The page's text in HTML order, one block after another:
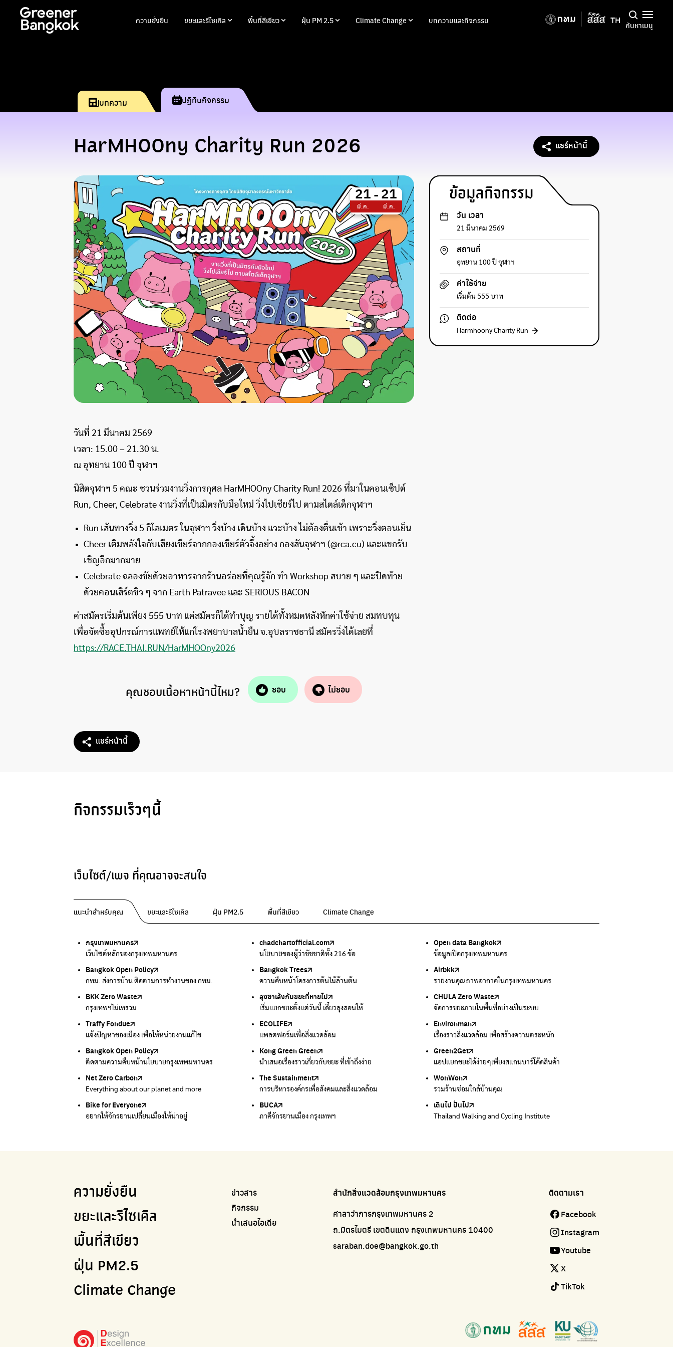
ความยั่งยืน ขยะและรีไซเคิล พื้นที่สีเขียว ฝุ่น PM 2.5 Climate Change บทความและกิจกรรม TH ค้นหาเมนู
บทความ ปฏิทินกิจกรรม
HarMHOOny Charity Run 2026 แชร์หน้านี้
21
มี.ค.
-21
มี.ค.
ข้อมูลกิจกรรม
วัน เวลา
21 มีนาคม 2569
สถานที่
อุทยาน 100 ปี จุฬาฯ
ค่าใช้จ่าย
เริ่มต้น 555 บาท
ติดต่อ
Harmhoony Charity Run
วันที่ 21 มีนาคม 2569
เวลา: 15.00 – 21.30 น.
ณ อุทยาน 100 ปี จุฬาฯ
นิสิตจุฬาฯ 5 คณะ ชวนร่วมงานวิ่งการกุศล HarMHOOny Charity Run! 2026 ที่มาในคอนเซ็ปต์
Run, Cheer, Celebrate งานวิ่งที่เป็นมิตรกับมือใหม่ วิ่งไปเชียร์ไป ตามสไตล์เด็กจุฬาฯ
Run เส้นทางวิ่ง 5 กิโลเมตร ในจุฬาฯ วิ่งบ้าง เดินบ้าง แวะบ้าง ไม่ต้องตื่นเช้า เพราะวิ่งตอนเย็น
Cheer เติมพลังใจกับเสียงเชียร์จากกองเชียร์ตัวจึ้งอย่าง กองสันจุฬาฯ (@rca.cu) และแขกรับ
เชิญอีกมากมาย
Celebrate ฉลองชัยด้วยอาหารจากร้านอร่อยที่คุณรู้จัก ทำ Workshop สบาย ๆ และปิดท้าย
ด้วยคอนเสิร์ตชิว ๆ จาก Earth Patravee และ SERIOUS BACON
ค่าสมัครเริ่มต้นเพียง 555 บาท แค่สมัครก็ได้ทำบุญ รายได้ทั้งหมดหลังหักค่าใช้จ่าย สมทบทุน
เพื่อจัดซื้ออุปกรณ์การแพทย์ให้แก่โรงพยาบาลน้ำยืน จ.อุบลราชธานี สมัครวิ่งได้เลยที่
https://RACE.THAI.RUN/HarMHOOny2026
คุณชอบเนื้อหาหน้านี้ไหม? ชอบ ไม่ชอบ
แชร์หน้านี้
กิจกรรมเร็วๆนี้
เว็บไซต์/เพจ ที่คุณอาจจะสนใจ
แนะนำสำหรับคุณ ขยะและรีไซเคิล ฝุ่น PM2.5 พื้นที่สีเขียว Climate Change
กรุงเทพมหานคร
เว็บไซต์หลักของกรุงเทพมหานคร
chadchartofficial.com
นโยบายของผู้ว่าชัชชาติทั้ง 216 ข้อ
Open data Bangkok
ข้อมูลเปิดกรุงเทพมหานคร
Bangkok Open Policy
กทม. ส่งการบ้าน ติดตามการทำงานของ กทม.
Bangkok Trees
ความคืบหน้าโครงการต้นไม้ล้านต้น
Airbkk
รายงานคุณภาพอากาศในกรุงเทพมหานคร
BKK Zero Waste
กรุงเทพฯไม่เทรวม
ลุงซาเล้งกับขยะที่หายไป
เริ่มแยกขยะตั้งแต่วันนี้ เดี๋ยวลุงสอนให้
CHULA Zero Waste
จัดการขยะภายในพื้นที่อย่างเป็นระบบ
Traffy Fondue
แจ้งปัญหาของเมือง เพื่อให้หน่วยงานแก้ไข
ECOLIFE
แพลตฟอร์มเพื่อสิ่งแวดล้อม
Environman
เรื่องราวสิ่งแวดล้อม เพื่อสร้างความตระหนัก
Bangkok Open Policy
ติดตามความคืบหน้านโยบายกรุงเทพมหานคร
Kong Green Green
นำเสนอเรื่องราวเกี่ยวกับขยะ ที่เข้าถึงง่าย
Green2Get
แอปแยกขยะได้ง่ายๆเพียงสแกนบาร์โค้ดสินค้า
Net Zero Carbon
Everything about our planet and more
The Sustainment
การบริหารองค์กรเพื่อสังคมและสิ่งแวดล้อม
WonWon
รวมร้านซ่อมใกล้บ้านคุณ
Bike for Everyone
อยากให้จักรยานเปลี่ยนเมืองให้น่าอยู่
BUCA
ภาคีจักรยานเมือง กรุงเทพฯ
เดินไป ปั่นไป
Thailand Walking and Cycling Institute
Traffy Fondue
แจ้งปัญหาขยะ เพื่อให้หน่วยงานแก้ไข
BKK Zero Waste
กรุงเทพฯไม่เทรวม
ลุงซาเล้งกับขยะที่หายไป
เริ่มแยกขยะตั้งแต่วันนี้ เดี๋ยวลุงสอนให้
CHULA Zero Waste
จัดการขยะภายในพื้นที่อย่างเป็นระบบ
Green2Get
แอปแยกขยะได้ง่ายๆเพียงสแกนบาร์โค้ดสินค้า
Kong Green Green
นำเสนอเรื่องราวเกี่ยวกับขยะ ที่เข้าถึงง่าย
กรมควบคุมมลพิษ
แหล่งข้อมูลเกี่ยวกับมาตรฐานคุณภาพอากาศ น้ำ และเสียง
มูลนิธิโลกสีเขียว
สร้างโลกเขียวด้วยพลังเรียนรู้
How to ting
การแยกขยะให้สนุก
Recycle day
Platform เปลี่ยนพฤติกรรมการแยกขยะ
Plaplus
แพลตฟอร์มการจัดการพลาสติกชีวภาพหลังการกินดื่ม
Loopers
รวบรวมและส่งต่อเสื้อผ้ามือสองคุณภาพดี
WASTE BUY delivery
รับซื้อขยะถึงบ้าน
ECOLIFE
แพลตฟอร์มเพื่อสิ่งแวดล้อม
ทิ้ง E-Waste กับ AIS
กำจัด E-waste อย่างถูกวิธี ตามจุดรับ และไปรษณีย์
Green map
แผนที่เกี่ยวกับการแยกขยะแบบครบจบในที่เดียว
มือวิเศษกรุงเทพ
บริจาคขยะไปอัพไซเคิลเป็นชุดพนักงานกวาดถนน
WonWon
รวมร้านซ่อมใกล้บ้านคุณ
Traffy Fondue
แจ้งปัญหาฝุ่น เพื่อให้หน่วยงานแก้ไข
Airbkk
รายงานคุณภาพอากาศในกรุงเทพมหานคร
Air4Thai
ตรวจสอบสภาพอากาศรอบตัวคุณง่ายๆ
กรมควบคุมมลพิษ
แหล่งข้อมูลเกี่ยวกับมาตรฐานคุณภาพอากาศ น้ำ และเสียง
Line Alert
แจ้งเตือนฝุ่นผ่านไลน์ เมื่อค่าฝุ่นสูง
IQAir Airvisual
แอปพลิเคชั่น "หมอชัวร์" จากกรมควบคุมโรค
Greenpeace
มูลนิธิสภาประชาชนเพื่อสิ่งแวดล้อม
สำนักสิ่งแวดล้อม กรุงเทพมหานคร
ศูนย์ข้อมูลกระจายข่าวส่งเสริมอนุรักษ์พลังงาน กทม.
เตะฝุ่น
แผนที่การระบายอากาศในช่วงสูงสุดของแต่ละวัน
Bangkok Trees
ความคืบหน้าโครงการต้นไม้ล้านต้น
Greener Bangkok 2030
โครงการเพิ่มพื้นที่สีเขียวภายในปี 2030
We park
เครือข่ายพัฒนาเมืองและชุมชนสุขภาวะ
Thai Green Urban (TGU)
ระบบฐานข้อมูลด้านสิ่งแวดล้อมและพื้นที่สีเขียว
Urban Design and Development Center
ศูนย์ออกแบบและพัฒนาผังเมือง
มูลนิธิโลกสีเขียว
สร้างโลกเขียวด้วยพลังเรียนรู้
กระทรวงทรัพยากรธรรมชาติและสิ่งแวดล้อม
กรมส่งเสริมคุณภาพและสิ่งแวดล้อม
DCCE
กรมการเปลี่ยนแปลงสภาพภูมิอากาศและสิ่งแวดล้อม
BangkokStories
เรื่องราวในกรุงเทพโดยครีเอเตอร์
กรมควบคุมมลพิษ
แหล่งข้อมูลเกี่ยวกับมาตรฐานคุณภาพอากาศ น้ำ และเสียง
Greenpeace
มูลนิธิสภาประชาชนเพื่อสิ่งแวดล้อม
Climate Strike Thailand
เพจรณรงค์โครงการเพื่อสิ่งแวดล้อมในสังคม
สำนักสิ่งแวดล้อม กรุงเทพมหานคร
ศูนย์ข้อมูลกระจายข่าวส่งเสริมอนุรักษ์พลังงาน กทม.
Carbon Footprint Thailand
เรียนรู้เครื่องมือคำนวณคาร์บอนฟุตพริ้นท์
กรมอุตุนิยมวิทยา
กรมควบคุมอากาศรวมถึงการแจ้งเตือนภัยพิบัติ
Net Zero Carbon
Everything about our planet and more
EJF Thailand
Environmental Justice Foundation Thailand
35 Hours Bangkok Nature Play
โครงการ 35 ชั่วโมงการเรียนรู้ธรรมชาติผ่านการเล่น
ความยั่งยืน
ขยะและรีไซเคิล
พื้นที่สีเขียว
ฝุ่น PM2.5
Climate Change
ข่าวสาร
กิจกรรม
นำเสนอไอเดีย
สำนักสิ่งแวดล้อมกรุงเทพมหานคร
ศาลาว่าการกรุงเทพมหานคร 2
ถ.มิตรไมตรี เขตดินแดง กรุงเทพมหานคร 10400
saraban.doe@bangkok.go.th
ติดตามเรา
Facebook
Instagram
Youtube
X
TikTok